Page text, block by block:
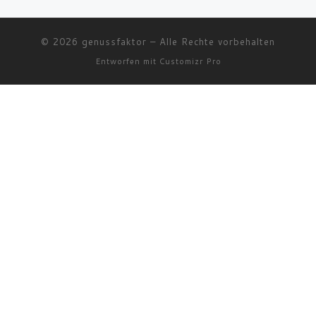
© 2026 genussfaktor – Alle Rechte vorbehalten
Entworfen mit Customizr Pro